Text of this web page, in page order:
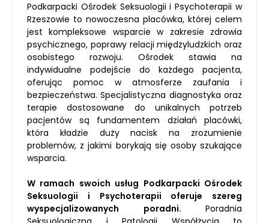
Podkarpacki Ośrodek Seksuologii i Psychoterapii w
Rzeszowie to nowoczesna placówka, której celem
jest kompleksowe wsparcie w zakresie zdrowia
psychicznego, poprawy relacji międzyludzkich oraz
osobistego rozwoju. Ośrodek stawia na
indywidualne podejście do każdego pacjenta,
oferując pomoc w atmosferze zaufania i
bezpieczeństwa. Specjalistyczna diagnostyka oraz
terapie dostosowane do unikalnych potrzeb
pacjentów są fundamentem działań placówki,
która kładzie duży nacisk na zrozumienie
problemów, z jakimi borykają się osoby szukające
wsparcia.
W ramach swoich usług Podkarpacki Ośrodek
Seksuologii i Psychoterapii oferuje szereg
wyspecjalizowanych poradni. Poradnia